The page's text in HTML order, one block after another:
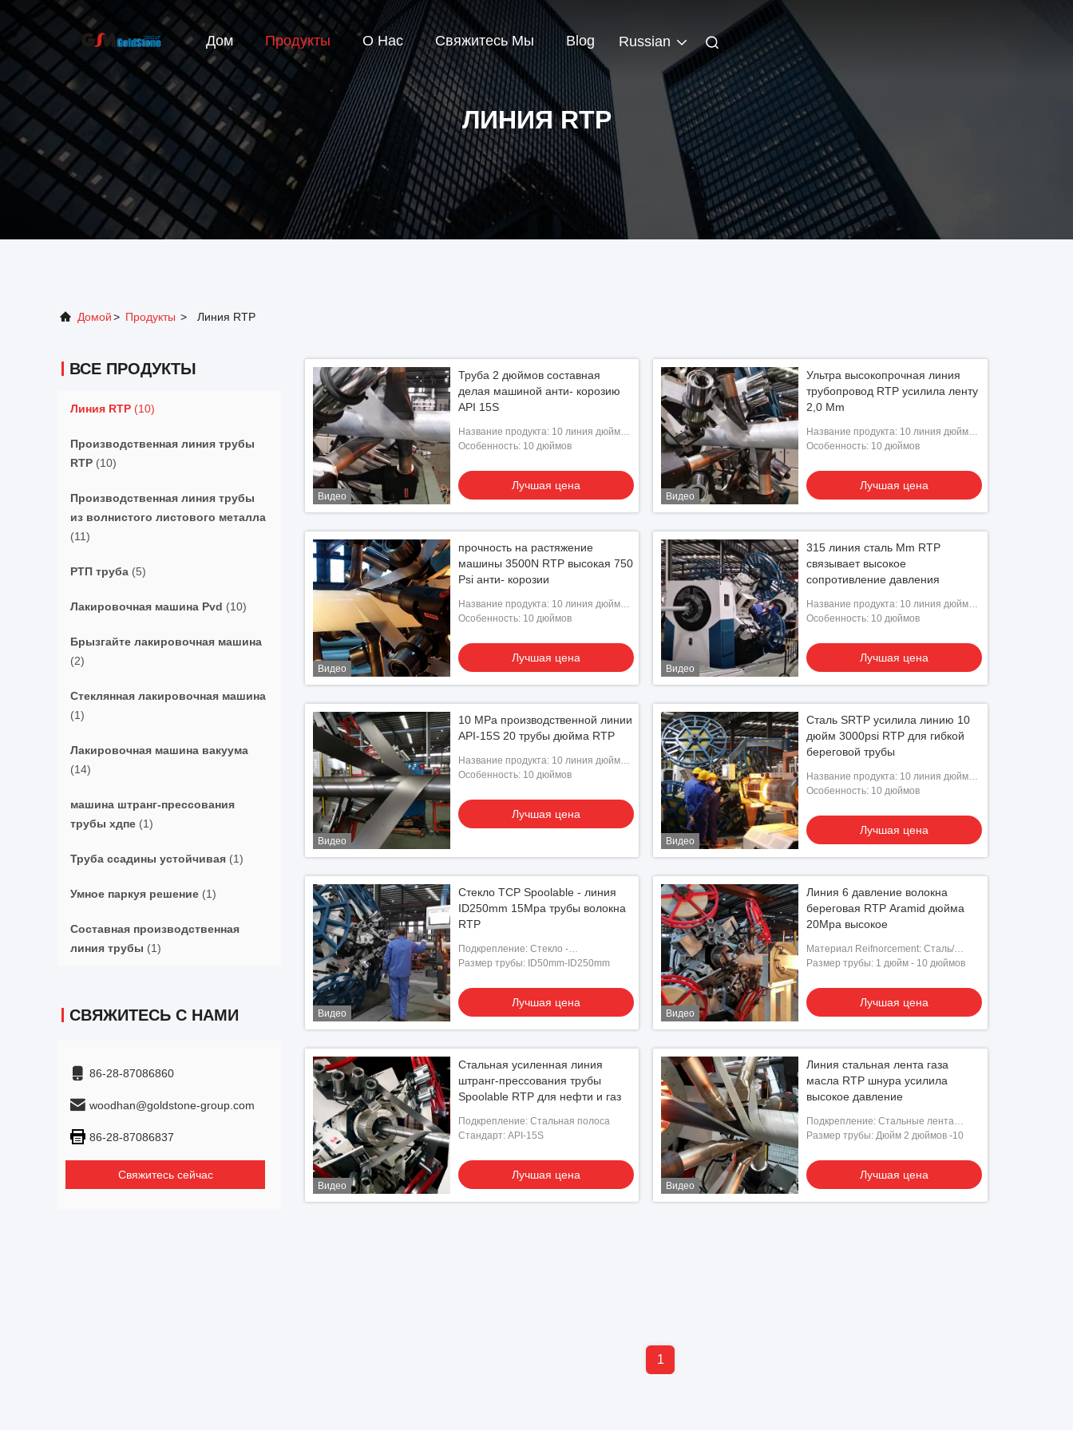
Дом Продукты О Нас Свяжитесь Мы Blog Russian
ЛИНИЯ RTP
Домой> Продукты > Линия RTP
ВСЕ ПРОДУКТЫ
Линия RTP (10)
Производственная линия трубы
RTP (10)
Производственная линия трубы
из волнистого листового металла
(11)
РТП труба (5)
Лакировочная машина Pvd (10)
Брызгайте лакировочная машина
(2)
Стеклянная лакировочная машина
(1)
Лакировочная машина вакуума
(14)
машина штранг-прессования
трубы хдпе (1)
Труба ссадины устойчивая (1)
Умное паркуя решение (1)
Составная производственная
линия трубы (1)
СВЯЖИТЕСЬ С НАМИ
86-28-87086860
woodhan@goldstone-group.com
86-28-87086837
Свяжитесь сейчас
Видео
Труба 2 дюймов составная
делая машиной анти- корозию
API 15S
Название продукта: 10 линия дюйма
RTP
Особенность: 10 дюймов
Лучшая цена
Видео
Ультра высокопрочная линия
трубопровод RTP усилила ленту
2,0 Mm
Название продукта: 10 линия дюйма
RTP
Особенность: 10 дюймов
Лучшая цена
Видео
прочность на растяжение
машины 3500N RTP высокая 750
Psi анти- корозии
Название продукта: 10 линия дюйма
RTP
Особенность: 10 дюймов
Лучшая цена
Видео
315 линия сталь Mm RTP
связывает высокое
сопротивление давления
Название продукта: 10 линия дюйма
RTP
Особенность: 10 дюймов
Лучшая цена
Видео
10 MPa производственной линии
API-15S 20 трубы дюйма RTP
Название продукта: 10 линия дюйма
RTP
Особенность: 10 дюймов
Лучшая цена
Видео
Сталь SRTP усилила линию 10
дюйм 3000psi RTP для гибкой
береговой трубы
Название продукта: 10 линия дюйма
RTP
Особенность: 10 дюймов
Лучшая цена
Видео
Стекло TCP Spoolable - линия
ID250mm 15Mpa трубы волокна
RTP
Подкрепление: Стекло -
волокно/Aramid/сталь
Размер трубы: ID50mm-ID250mm
Лучшая цена
Видео
Линия 6 давление волокна
береговая RTP Aramid дюйма
20Mpa высокое
Материал Reifnorcement: Сталь/
стекло - волокно/волокно Aramid
Размер трубы: 1 дюйм - 10 дюймов
Лучшая цена
Видео
Стальная усиленная линия
штранг-прессования трубы
Spoolable RTP для нефти и газ
Подкрепление: Стальная полоса
Стандарт: API-15S
Лучшая цена
Видео
Линия стальная лента газа
масла RTP шнура усилила
высокое давление
Подкрепление: Стальные лента
шнура/стальной/стекло - лента
Размер трубы: Дюйм 2 дюймов -10
Лучшая цена
1